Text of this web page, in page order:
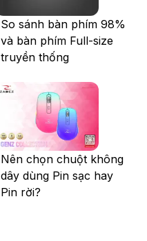
So sánh bàn phím 98%
và bàn phím Full-size
truyền thống
Nên chọn chuột không
dây dùng Pin sạc hay
Pin rời?